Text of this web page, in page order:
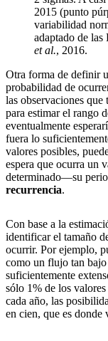
2015 (punto
variabilidad
adaptado de
et al., 2016.
Otra forma de definir
probabilidad de
las observaciones que
para estimar el rango
eventualmente
fuera lo
valores posibles,
espera que ocurra un
determinado—su
recurrencia.
Con base a la
identificar el tamaño
ocurrir. Por ejemplo,
como un flujo tan
suficientemente
sólo 1% de los
cada año, las
en cien, que es